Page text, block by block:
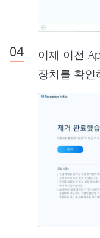
이제 이전
장치를 확인